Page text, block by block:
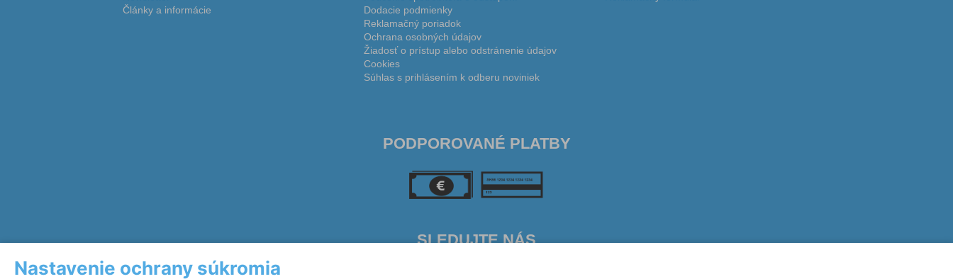
Články a informácie
Dodacie podmienky
Reklamačný poriadok
Ochrana osobných údajov
Žiadosť o prístup alebo odstránenie údajov
Cookies
Súhlas s prihlásením k odberu noviniek
PODPOROVANÉ PLATBY
SLEDUJTE NÁS
Nastavenie ochrany súkromia